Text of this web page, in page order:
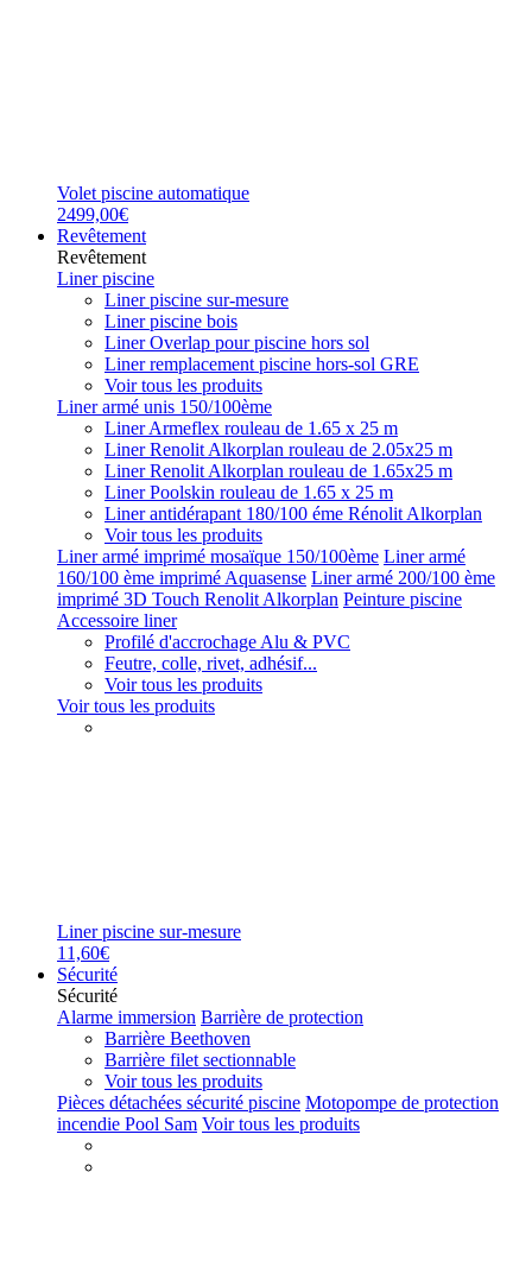
Volet piscine automatique
2499,00€
Revêtement
Revêtement
Liner piscine
Liner piscine sur-mesure
Liner piscine bois
Liner Overlap pour piscine hors sol
Liner remplacement piscine hors-sol GRE
Voir tous les produits
Liner armé unis 150/100ème
Liner Armeflex rouleau de 1.65 x 25 m
Liner Renolit Alkorplan rouleau de 2.05x25 m
Liner Renolit Alkorplan rouleau de 1.65x25 m
Liner Poolskin rouleau de 1.65 x 25 m
Liner antidérapant 180/100 éme Rénolit Alkorplan
Voir tous les produits
Liner armé imprimé mosaïque 150/100ème Liner armé
160/100 ème imprimé Aquasense Liner armé 200/100 ème
imprimé 3D Touch Renolit Alkorplan Peinture piscine
Accessoire liner
Profilé d'accrochage Alu & PVC
Feutre, colle, rivet, adhésif...
Voir tous les produits
Voir tous les produits
Liner piscine sur-mesure
11,60€
Sécurité
Sécurité
Alarme immersion Barrière de protection
Barrière Beethoven
Barrière filet sectionnable
Voir tous les produits
Pièces détachées sécurité piscine Motopompe de protection
incendie Pool Sam Voir tous les produits